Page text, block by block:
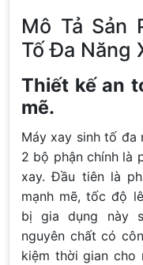
Mô Tả Sản
Tố Đa Năng
Thiết kế an
mẽ.
Máy xay sinh tố đa
2 bộ phận chính là
xay. Đầu tiên là
mạnh mẽ, tốc độ
bị gia dụng này
nguyên chất có
kiệm thời gian cho